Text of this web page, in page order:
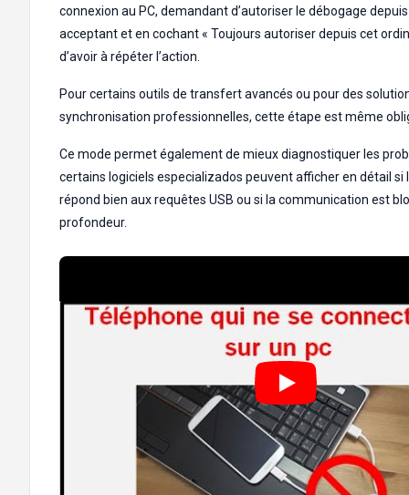
connexion au PC, demandant d’autoriser le débogage
acceptant et en cochant « Toujours autoriser depuis cet
d’avoir à répéter l’action.
Pour certains outils de transfert avancés ou pour des
synchronisation professionnelles, cette étape est même
Ce mode permet également de mieux diagnostiquer les
certains logiciels especializados peuvent afficher en détail si
répond bien aux requêtes USB ou si la communication est
profondeur.